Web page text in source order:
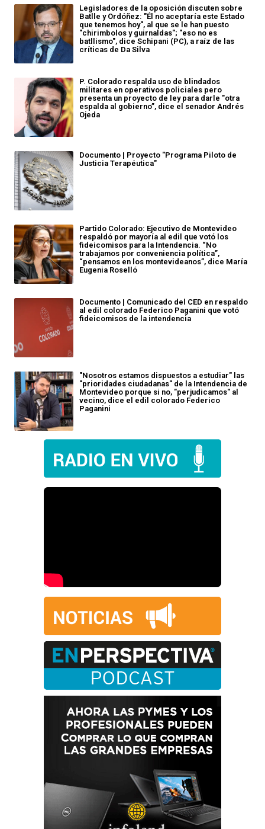
Legisladores de la oposición discuten sobre
Batlle y Ordóñez: "Él no aceptaría este Estado
que tenemos hoy", al que se le han puesto
"chirimbolos y guirnaldas"; "eso no es
batllismo", dice Schipani (PC), a raíz de las
críticas de Da Silva
P. Colorado respalda uso de blindados
militares en operativos policiales pero
presenta un proyecto de ley para darle "otra
espalda al gobierno”, dice el senador Andrés
Ojeda
Documento | Proyecto "Programa Piloto de
Justicia Terapéutica"
Partido Colorado: Ejecutivo de Montevideo
respaldó por mayoría al edil que votó los
fideicomisos para la Intendencia. “No
trabajamos por conveniencia política”,
“pensamos en los montevideanos”, dice María
Eugenia Roselló
Documento | Comunicado del CED en respaldo
al edil colorado Federico Paganini que votó
fideicomisos de la intendencia
"Nosotros estamos dispuestos a estudiar" las
"prioridades ciudadanas" de la Intendencia de
Montevideo porque si no, "perjudicamos" al
vecino, dice el edil colorado Federico
Paganini